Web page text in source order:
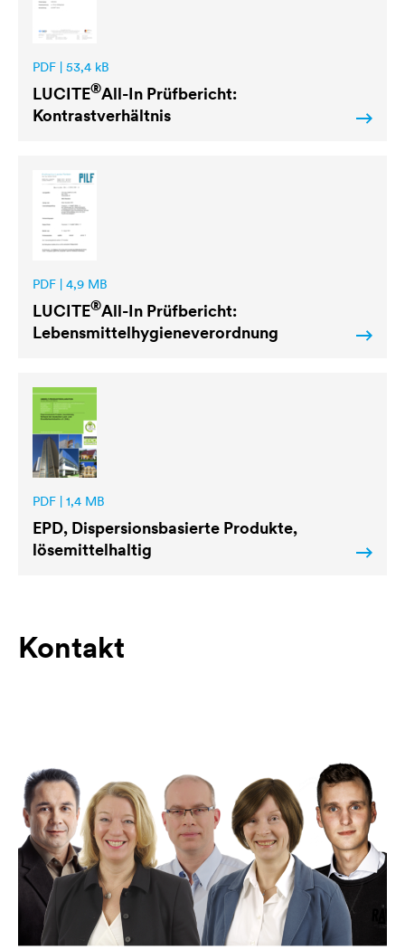
PDF | 53,4 kB
LUCITE®All-In Prüfbericht:
Kontrastverhältnis
PDF | 4,9 MB
LUCITE®All-In Prüfbericht:
Lebensmittelhygieneverordnung
PDF | 1,4 MB
EPD, Dispersionsbasierte Produkte,
lösemittelhaltig
Kontakt